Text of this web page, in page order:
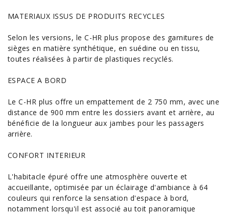
MATERIAUX ISSUS DE PRODUITS RECYCLES
Selon les versions, le C-HR plus propose des garnitures de
sièges en matière synthétique, en suédine ou en tissu,
toutes réalisées à partir de plastiques recyclés.
ESPACE A BORD
Le C-HR plus offre un empattement de 2 750 mm, avec une
distance de 900 mm entre les dossiers avant et arrière, au
bénéficie de la longueur aux jambes pour les passagers
arrière.
CONFORT INTERIEUR
L'habitacle épuré offre une atmosphère ouverte et
accueillante, optimisée par un éclairage d'ambiance à 64
couleurs qui renforce la sensation d'espace à bord,
notamment lorsqu'il est associé au toit panoramique